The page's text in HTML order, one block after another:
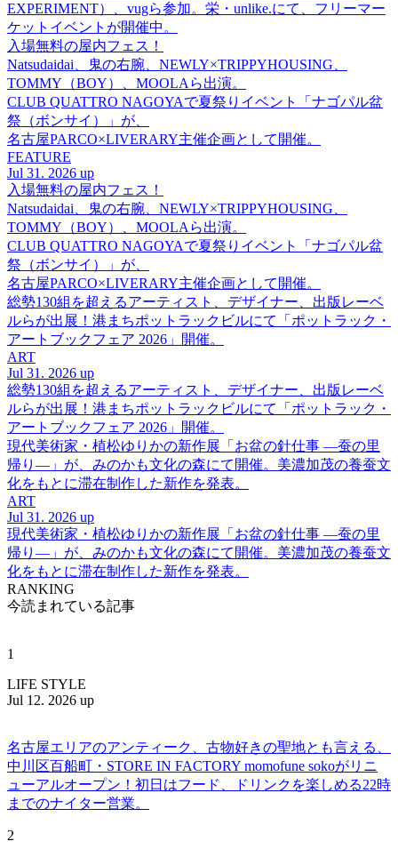
EXPERIMENT）、vugら参加。栄・unlike.にて、フリーマー
ケットイベントが開催中。
入場無料の屋内フェス！
Natsudaidai、鬼の右腕、NEWLY×TRIPPYHOUSING、
TOMMY（BOY）、MOOLAら出演。
CLUB QUATTRO NAGOYAで夏祭りイベント「ナゴパル盆
祭（ボンサイ）」が、
名古屋PARCO×LIVERARY主催企画として開催。
FEATURE
Jul 31. 2026 up
入場無料の屋内フェス！
Natsudaidai、鬼の右腕、NEWLY×TRIPPYHOUSING、
TOMMY（BOY）、MOOLAら出演。
CLUB QUATTRO NAGOYAで夏祭りイベント「ナゴパル盆
祭（ボンサイ）」が、
名古屋PARCO×LIVERARY主催企画として開催。
総勢130組を超えるアーティスト、デザイナー、出版レーベ
ルらが出展！港まちポットラックビルにて「ポットラック・
アートブックフェア 2026」開催。
ART
Jul 31. 2026 up
総勢130組を超えるアーティスト、デザイナー、出版レーベ
ルらが出展！港まちポットラックビルにて「ポットラック・
アートブックフェア 2026」開催。
現代美術家・植松ゆりかの新作展「お盆の針仕事 ―蚕の里
帰り―」が、みのかも文化の森にて開催。美濃加茂の養蚕文
化をもとに滞在制作した新作を発表。
ART
Jul 31. 2026 up
現代美術家・植松ゆりかの新作展「お盆の針仕事 ―蚕の里
帰り―」が、みのかも文化の森にて開催。美濃加茂の養蚕文
化をもとに滞在制作した新作を発表。
RANKING
今読まれている記事
1
LIFE STYLE
Jul 12. 2026 up
名古屋エリアのアンティーク、古物好きの聖地とも言える、
中川区百船町・STORE IN FACTORY momofune sokoがリニ
ューアルオープン！初日はフード、ドリンクを楽しめる22時
までのナイター営業。
2